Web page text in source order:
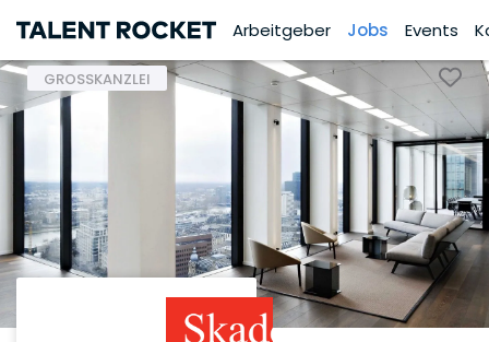
Arbeitgeber Jobs Events
GROSSKANZLEI